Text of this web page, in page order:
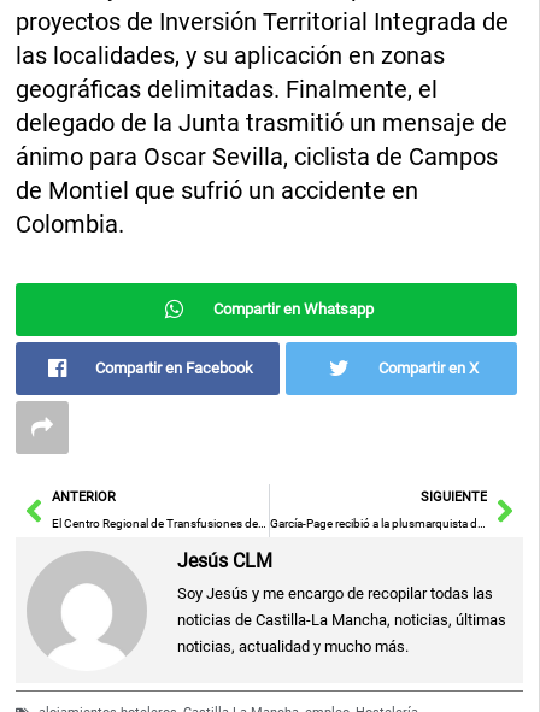
proyectos de Inversión Territorial Integrada de
las localidades, y su aplicación en zonas
geográficas delimitadas. Finalmente, el
delegado de la Junta trasmitió un mensaje de
ánimo para Oscar Sevilla, ciclista de Campos
de Montiel que sufrió un accidente en
Colombia.
Compartir en Whatsapp
Compartir en Facebook Compartir en X
AntANTERIOR
El Centro Regional de Transfusiones de Toledo recogió más de 27.200 donaciones de sangre y registró un aumento del 17 por ciento en nuevos donantes
SIGUIENTE
García-Page recibió a la plusmarquista de natación Marta Martínez
Jesús CLM
Soy Jesús y me encargo de recopilar todas las
noticias de Castilla-La Mancha, noticias, últimas
noticias, actualidad y mucho más.